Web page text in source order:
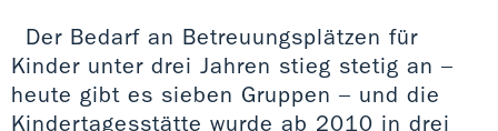
Der Bedarf an Betreuungsplätzen für
Kinder unter drei Jahren stieg stetig an –
heute gibt es sieben Gruppen – und die
Kindertagesstätte wurde ab 2010 in drei